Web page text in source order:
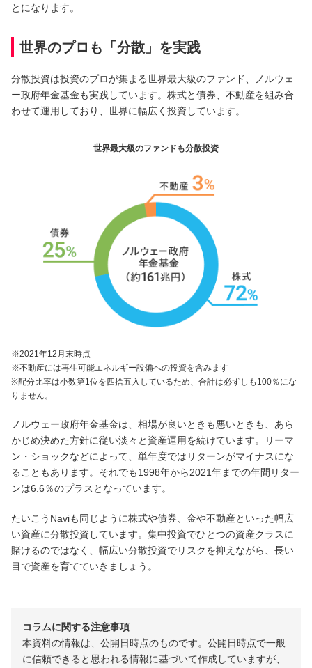
とになります。
世界のプロも「分散」を実践
分散投資は投資のプロが集まる世界最大級のファンド、ノルウェ
ー政府年金基金も実践しています。株式と債券、不動産を組み合
わせて運用しており、世界に幅広く投資しています。
世界最大級のファンドも分散投資
※2021年12月末時点
※不動産には再生可能エネルギー設備への投資を含みます
※配分比率は小数第1位を四捨五入しているため、合計は必ずしも100％にな
りません。
ノルウェー政府年金基金は、相場が良いときも悪いときも、あら
かじめ決めた方針に従い淡々と資産運用を続けています。リーマ
ン・ショックなどによって、単年度ではリターンがマイナスにな
ることもあります。それでも1998年から2021年までの年間リター
ンは6.6％のプラスとなっています。
たいこうNaviも同じように株式や債券、金や不動産といった幅広
い資産に分散投資しています。集中投資でひとつの資産クラスに
賭けるのではなく、幅広い分散投資でリスクを抑えながら、長い
目で資産を育てていきましょう。
コラムに関する注意事項
本資料の情報は、公開日時点のものです。公開日時点で一般
に信頼できると思われる情報に基づいて作成していますが、